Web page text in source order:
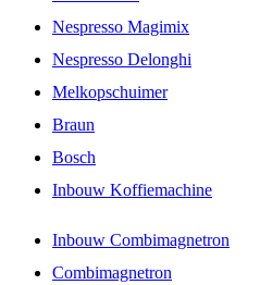
Nespresso Magimix
Nespresso Delonghi
Melkopschuimer
Braun
Bosch
Inbouw Koffiemachine
Inbouw Combimagnetron
Combimagnetron